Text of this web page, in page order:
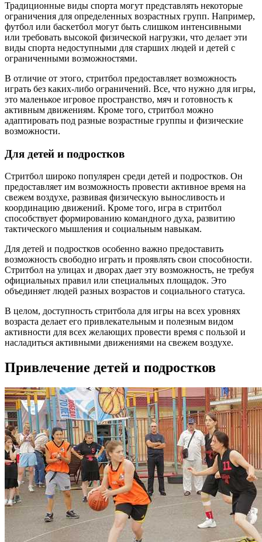
Традиционные виды спорта могут представлять некоторые
ограничения для определенных возрастных групп. Например,
футбол или баскетбол могут быть слишком интенсивными
или требовать высокой физической нагрузки, что делает эти
виды спорта недоступными для старших людей и детей с
ограниченными возможностями.
В отличие от этого, стритбол предоставляет возможность
играть без каких-либо ограничений. Все, что нужно для игры,
это маленькое игровое пространство, мяч и готовность к
активным движениям. Кроме того, стритбол можно
адаптировать под разные возрастные группы и физические
возможности.
Для детей и подростков
Стритбол широко популярен среди детей и подростков. Он
предоставляет им возможность провести активное время на
свежем воздухе, развивая физическую выносливость и
координацию движений. Кроме того, игра в стритбол
способствует формированию командного духа, развитию
тактического мышления и социальным навыкам.
Для детей и подростков особенно важно предоставить
возможность свободно играть и проявлять свои способности.
Стритбол на улицах и дворах дает эту возможность, не требуя
официальных правил или специальных площадок. Это
объединяет людей разных возрастов и социального статуса.
В целом, доступность стритбола для игры на всех уровнях
возраста делает его привлекательным и полезным видом
активности для всех желающих провести время с пользой и
насладиться активными движениями на свежем воздухе.
Привлечение детей и подростков